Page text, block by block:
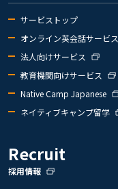
サービストップ
オンライン英会話サービス
法人向けサービス
教育機関向けサービス
Native Camp Japanese
ネイティブキャンプ留学
Recruit
採用情報